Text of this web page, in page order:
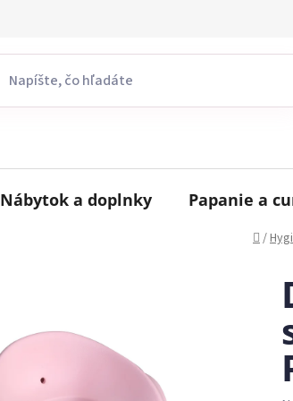
Nábytok a doplnky Papanie a
/